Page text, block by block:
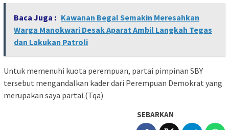
Baca Juga : Kawanan Begal Semakin Meresahkan
Warga Manokwari Desak Aparat Ambil Langkah Tegas
dan Lakukan Patroli
Untuk memenuhi kuota perempuan, partai pimpinan SBY
tersebut mengandalkan kader dari Perempuan Demokrat yang
merupakan saya partai.(Tqa)
SEBARKAN